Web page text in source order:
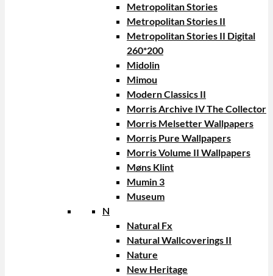
Metropolitan Stories
Metropolitan Stories II
Metropolitan Stories II Digital
260*200
Midolin
Mimou
Modern Classics II
Morris Archive IV The Collector
Morris Melsetter Wallpapers
Morris Pure Wallpapers
Morris Volume II Wallpapers
Møns Klint
Mumin 3
Museum
N
Natural Fx
Natural Wallcoverings II
Nature
New Heritage